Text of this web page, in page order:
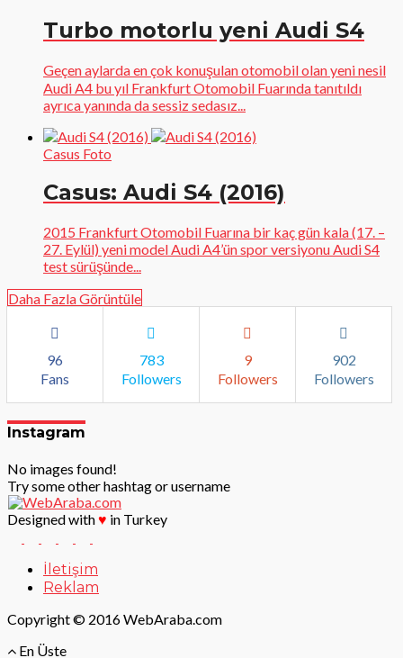
Turbo motorlu yeni Audi S4
Geçen aylarda en çok konuşulan otomobil olan yeni nesil
Audi A4 bu yıl Frankfurt Otomobil Fuarında tanıtıldı
ayrıca yanında da sessiz sedasız...
Casus Foto
Casus: Audi S4 (2016)
2015 Frankfurt Otomobil Fuarına bir kaç gün kala (17. –
27. Eylül) yeni model Audi A4’ün spor versiyonu Audi S4
test sürüşünde...
Daha Fazla Görüntüle
96
Fans
783
Followers
9
Followers
902
Followers
Instagram
No images found!
Try some other hashtag or username
Designed with♥ in Turkey
İletişim
Reklam
Copyright © 2016 WebAraba.com
En Üste